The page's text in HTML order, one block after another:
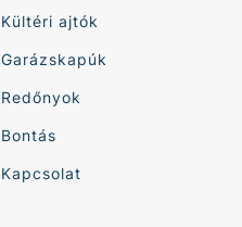
Kültéri ajtók
Garázskapúk
Redőnyok
Bontás
Kapcsolat